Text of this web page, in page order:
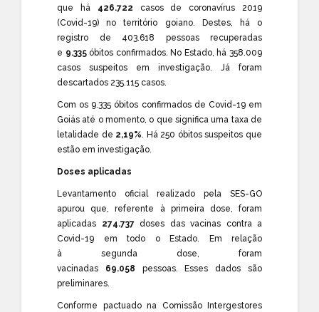
que há 426.722
casos de coronavírus 2019
(Covid-19) no território goiano. Destes, há o
registro de 403.618 pessoas recuperadas
e 9.335óbitos confirmados. No Estado, há 358.009
casos suspeitos em investigação. Já foram
descartados 235.115 casos.​
Com os 9.335 óbitos confirmados de Covid-19 em
Goiás até o momento, o que significa uma taxa de
letalidade de 2,19% . Há 250 óbitos suspeitos que
estão em investigação.
Doses aplicadas
Levantamento oficial realizado pela SES-GO
apurou que, referente à primeira dose, foram
aplicadas
274.737doses das vacinas contra a
Covid-19 em todo o Estado. Em relação
à segunda dose, foram
vacinadas 69.058 pessoas. Esses dados são
preliminares.
Conforme pactuado na Comissão Intergestores